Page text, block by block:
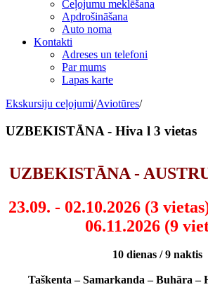
Ceļojumu meklēšana
Apdrošināšana
Auto noma
Kontakti
Adreses un telefoni
Par mums
Lapas karte
Ekskursiju ceļojumi/Aviotūres/
UZBEKISTĀNA - Hiva l 3 vietas
UZBEKISTĀNA -
23.09. - 02.10.2026 (3
06.11.2026 (9
10 dienas / 9 naktis
Taškenta – Samarkanda – Buhāra –